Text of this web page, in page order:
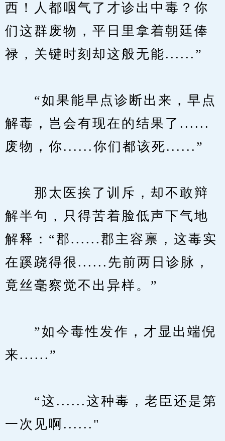
西！人都咽气了才诊出中毒？你
们这群废物，平日里拿着朝廷俸
禄，关键时刻却这般无能......”
“如果能早点诊断出来，早点
解毒，岂会有现在的结果了......
废物，你......你们都该死......”
那太医挨了训斥，却不敢辩
解半句，只得苦着脸低声下气地
解释：“郡......郡主容禀，这毒实
在蹊跷得很......先前两日诊脉，
竟丝毫察觉不出异样。”
”如今毒性发作，才显出端倪
来......”
“这......这种毒，老臣还是第
一次见啊......"